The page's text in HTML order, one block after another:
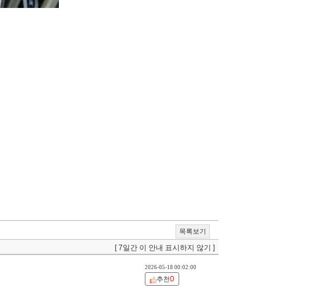
목록보기
[ 7일간 이 안내 표시하지 않기 ]
2026-05-18 00:02:00
추천0